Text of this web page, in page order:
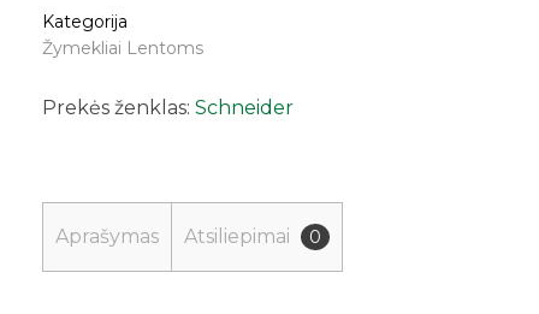
Kategorija
Žymekliai Lentoms
Prekės ženklas: Schneider
Aprašymas Atsiliepimai 0